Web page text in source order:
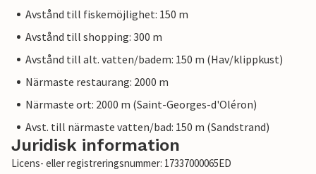
Avstånd till fiskemöjlighet: 150 m
Avstånd till shopping: 300 m
Avstånd till alt. vatten/badem: 150 m (Hav/klippkust)
Närmaste restaurang: 2000 m
Närmaste ort: 2000 m (Saint-Georges-d'Oléron)
Avst. till närmaste vatten/bad: 150 m (Sandstrand)
Juridisk information
Licens- eller registreringsnummer: 17337000065ED